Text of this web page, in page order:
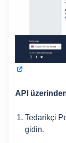
API
Tedarikçi
gidin.